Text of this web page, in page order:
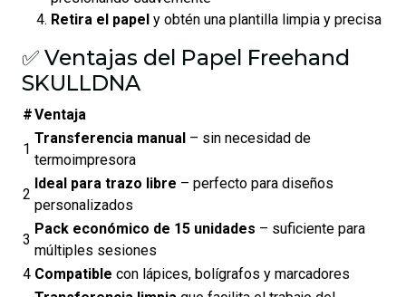
Retira el papel y obtén una plantilla limpia y precisa
✅ Ventajas del Papel Freehand
SKULLDNA
#Ventaja
1
Transferencia manual – sin necesidad de
termoimpresora
2
Ideal para trazo libre – perfecto para diseños
personalizados
3
Pack económico de 15 unidades – suficiente para
múltiples sesiones
4 Compatible con lápices, bolígrafos y marcadores